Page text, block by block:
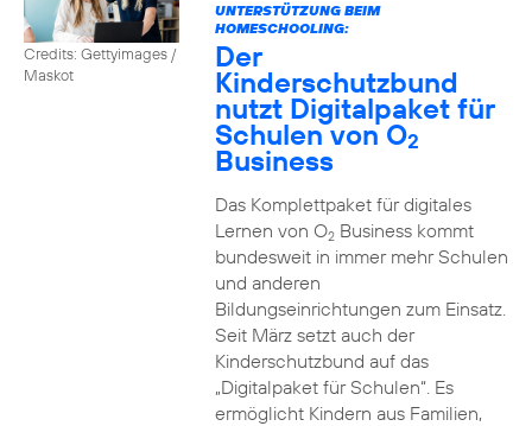
Credits: Gettyimages /
Maskot
UNTERSTÜTZUNG BEIM
HOMESCHOOLING:
Der
Kinderschutzbund
nutzt Digitalpaket für
Schulen von O2
Business
Das Komplettpaket für digitales
Lernen von O2Business kommt
bundesweit in immer mehr Schulen
und anderen
Bildungseinrichtungen zum Einsatz.
Seit März setzt auch der
Kinderschutzbund auf das
„Digitalpaket für Schulen“. Es
ermöglicht Kindern aus Familien,